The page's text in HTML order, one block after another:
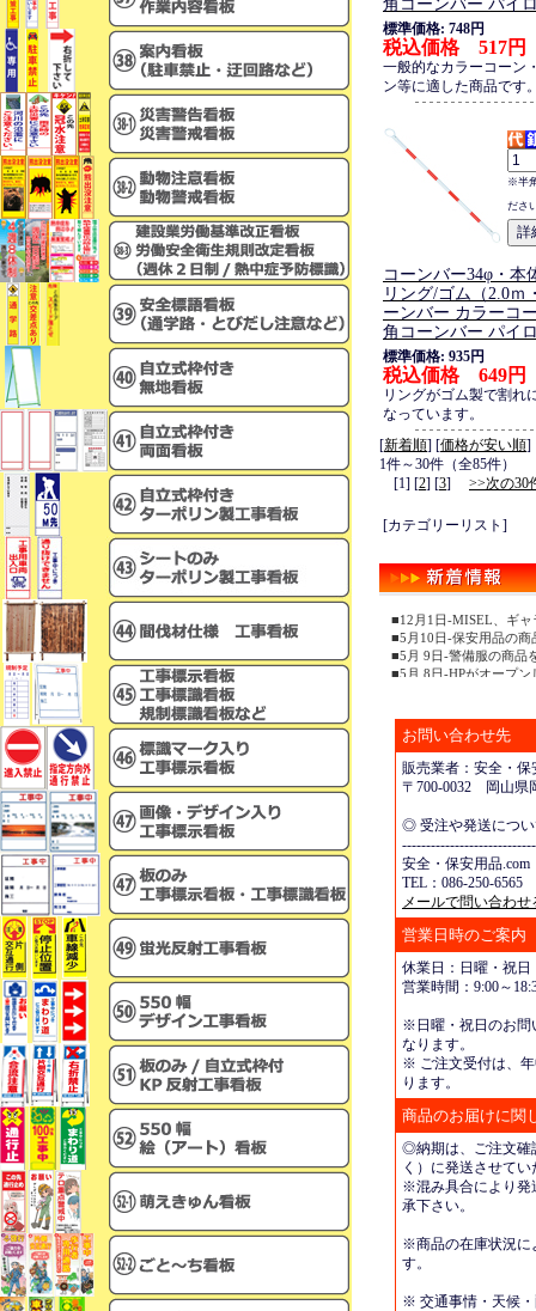
角コーンバー パイ
標準価格: 748円
税込価格 517円
一般的なカラーコーン
ン等に適した商品です
※半
ださ
コーンバー34φ・本
リング/ゴム（2.0ｍ
ーンバー カラーコ
角コーンバー パイ
標準価格: 935円
税込価格 649円
リングがゴム製で割れ
なっています。
[新着順] [価格が安い順]
1件～30件（全85件）
[1] [2] [3] >>次の30
[カテゴリーリスト]
■12月1日-MISEL、ギ
■5月10日-保安用品の商
■5月 9日-警備服の商品
■5月 8日-HPがオープン
お問い合わせ先
販売業者：安全・保
〒700-0032 岡山県
◎ 受注や発送につ
安全・保安用品.com
TEL：086-250-6565
メールで問い合わせ
営業日時のご案内
休業日：日曜・祝日
営業時間：9:00～
※日曜・祝日のお問
なります。
※ ご注文受付は、
ります。
商品のお届けに関
◎納期は、ご注文確
く）に発送させて
※混み具合により発
承下さい。
※商品の在庫状況に
す。
※ 交通事情・天候